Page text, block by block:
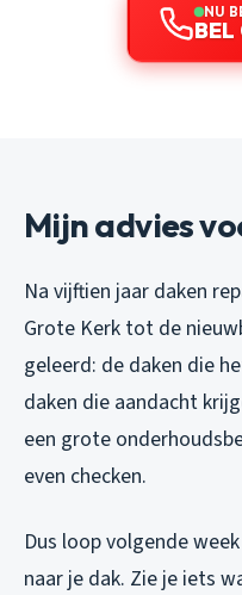
NU
BEL
Mijn advies
Na vijftien jaar daken
Grote Kerk tot de
geleerd: de daken die
daken die aandacht
een grote
even checken.
Dus loop volgende
naar je dak. Zie je iets